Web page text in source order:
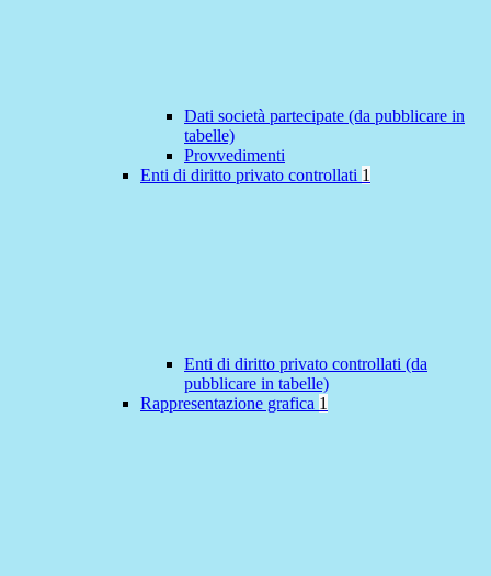
Dati società partecipate (da pubblicare in
tabelle)
Provvedimenti
Enti di diritto privato controllati 1
Enti di diritto privato controllati (da
pubblicare in tabelle)
Rappresentazione grafica 1